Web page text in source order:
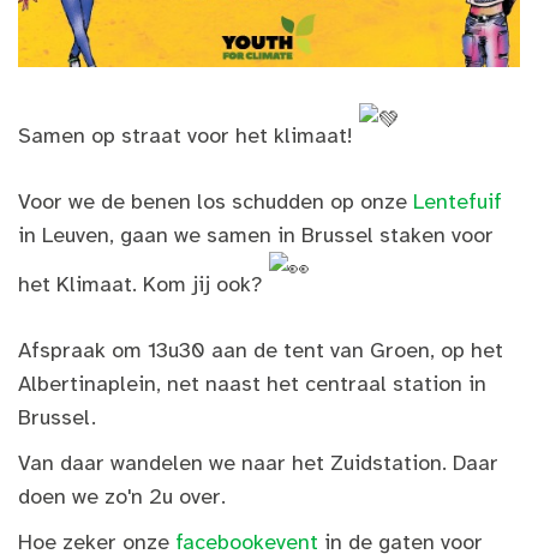
Samen op straat voor het klimaat!
Voor we de benen los schudden op onze Lentefuif
in Leuven, gaan we samen in Brussel staken voor
het Klimaat. Kom jij ook?
Afspraak om 13u30 aan de tent van Groen, op het
Albertinaplein, net naast het centraal station in
Brussel.
Van daar wandelen we naar het Zuidstation. Daar
doen we zo'n 2u over.
Hoe zeker onze facebookevent in de gaten voor